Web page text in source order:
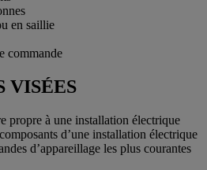
en saillie
commande
VISÉES
propre à une installation électrique
d’une installation électrique
d’appareillage les plus courantes